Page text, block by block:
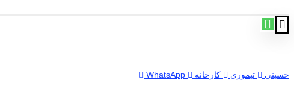
حسینی تیموری کارخانه WhatsApp